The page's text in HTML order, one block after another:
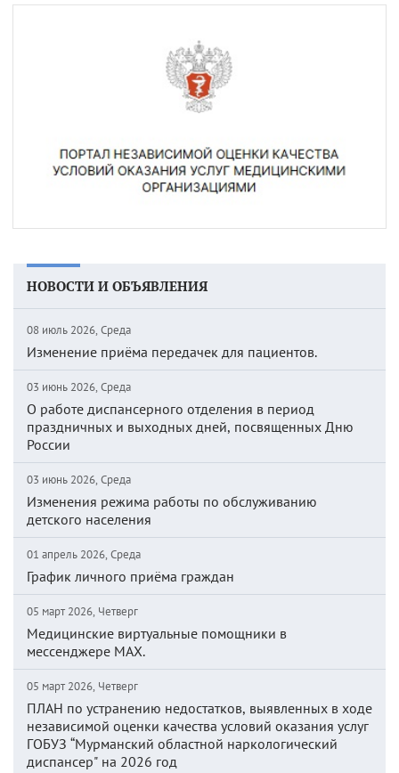
НОВОСТИ И ОБЪЯВЛЕНИЯ
08 июль 2026, Среда
Изменение приёма передачек для пациентов.
03 июнь 2026, Среда
О работе диспансерного отделения в период
праздничных и выходных дней, посвященных Дню
России
03 июнь 2026, Среда
Изменения режима работы по обслуживанию
детского населения
01 апрель 2026, Среда
График личного приёма граждан
05 март 2026, Четверг
Медицинские виртуальные помощники в
мессенджере MAX.
05 март 2026, Четверг
ПЛАН по устранению недостатков, выявленных в ходе
независимой оценки качества условий оказания услуг
ГОБУЗ “Мурманский областной наркологический
диспансер" на 2026 год